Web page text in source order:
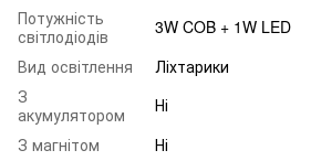
Потужність
світлодіодів
3W COB + 1W LED
Вид освітлення
Ліхтарики
З
акумулятором
Ні
З магнітом
Ні